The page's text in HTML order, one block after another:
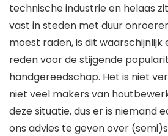
technische industrie en helaas
vast in steden met duur
moest raden, is dit waarschijnlijk
reden voor de stijgende
handgereedschap. Het is niet
niet veel makers van
deze situatie, dus er is niemand
ons advies te geven over